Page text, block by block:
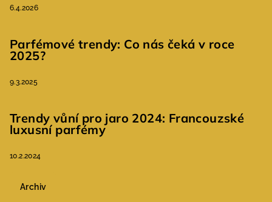
6.4.2026
Parfémové trendy: Co nás čeká v roce
2025?
9.3.2025
Trendy vůní pro jaro 2024: Francouzské
luxusní parfémy
10.2.2024
Archiv